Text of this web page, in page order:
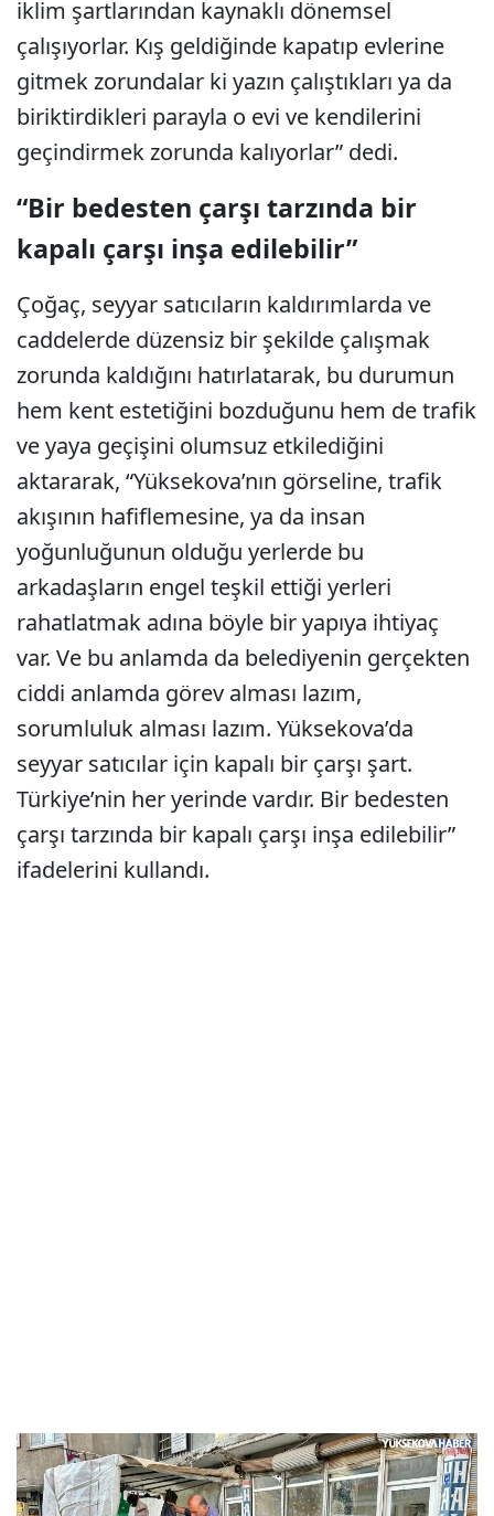
iklim şartlarından kaynaklı dönemsel
çalışıyorlar. Kış geldiğinde kapatıp evlerine
gitmek zorundalar ki yazın çalıştıkları ya da
biriktirdikleri parayla o evi ve kendilerini
geçindirmek zorunda kalıyorlar” dedi.
“Bir bedesten çarşı tarzında bir
kapalı çarşı inşa edilebilir”
Çoğaç, seyyar satıcıların kaldırımlarda ve
caddelerde düzensiz bir şekilde çalışmak
zorunda kaldığını hatırlatarak, bu durumun
hem kent estetiğini bozduğunu hem de trafik
ve yaya geçişini olumsuz etkilediğini
aktararak, “Yüksekova’nın görseline, trafik
akışının hafiflemesine, ya da insan
yoğunluğunun olduğu yerlerde bu
arkadaşların engel teşkil ettiği yerleri
rahatlatmak adına böyle bir yapıya ihtiyaç
var. Ve bu anlamda da belediyenin gerçekten
ciddi anlamda görev alması lazım,
sorumluluk alması lazım. Yüksekova’da
seyyar satıcılar için kapalı bir çarşı şart.
Türkiye’nin her yerinde vardır. Bir bedesten
çarşı tarzında bir kapalı çarşı inşa edilebilir”
ifadelerini kullandı.